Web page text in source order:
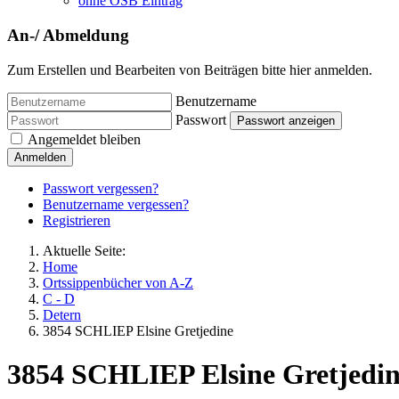
An-/ Abmeldung
Zum Erstellen und Bearbeiten von Beiträgen bitte hier anmelden.
Benutzername
Passwort
Passwort anzeigen
Angemeldet bleiben
Anmelden
Passwort vergessen?
Benutzername vergessen?
Registrieren
Aktuelle Seite:
Home
Ortssippenbücher von A-Z
C - D
Detern
3854 SCHLIEP Elsine Gretjedine
3854 SCHLIEP Elsine